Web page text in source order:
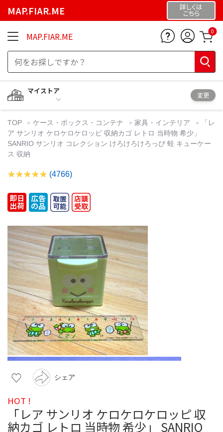
MAP.FIAR.ME 詳しくは
こちら
MAP.FIAR.ME 0
マイストア
変更
TOP ケース・ボックス・コンテナ 家具・インテリア
「レ
ア サンリオ ケロケロケロッピ 収納カゴ レトロ 当時物 希少」
SANRIO サンリオ コレクション けろけろけろっぴ 蛙 キューケー
ス 収納
(4766)
シェア
HOT !
「レア サンリオ ケロケロケロッピ 収
納カゴ レトロ 当時物 希少」 SANRIO